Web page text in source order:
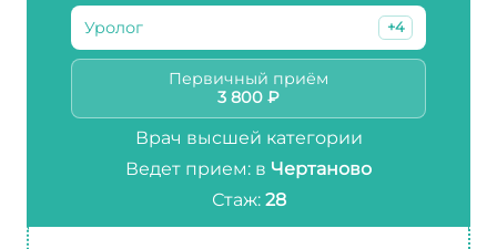
Уролог +4
Первичный приём
3 800 ₽
Врач высшей категории
Ведет прием: в Чертаново
Стаж: 28